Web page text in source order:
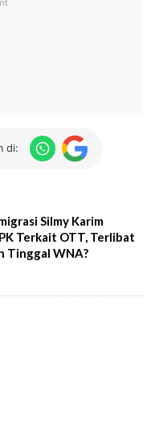
di:
Silmy Karim
Terkait OTT, Terlibat
Tinggal WNA?